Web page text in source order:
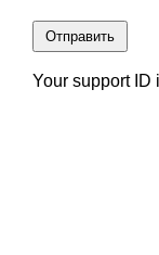
Отправить
Your support ID